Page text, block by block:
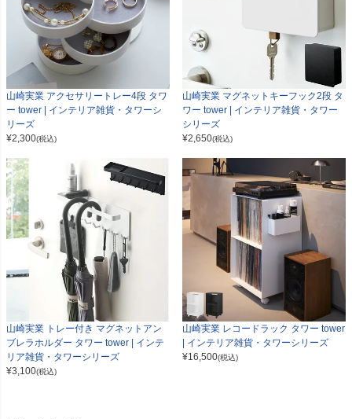
山崎実業 アクセサリートレー4段 タワ
ー tower | インテリア雑貨・タワーシ
リーズ
¥2,300(税込)
山崎実業 マグネットキーフック2段 タ
ワー tower | インテリア雑貨・タワー
シリーズ
¥2,650(税込)
山崎実業 トレー付き マグネットアン
ブレラホルダー タワー tower | インテ
リア雑貨・タワーシリーズ
¥3,100(税込)
山崎実業 レコードラック タワー tower
| インテリア雑貨・タワーシリーズ
¥16,500(税込)